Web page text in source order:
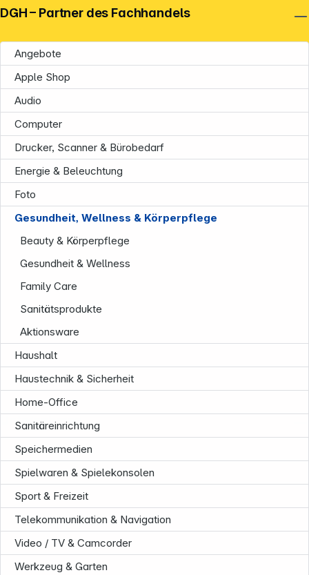
Angebote
Apple Shop
Audio
Computer
Drucker, Scanner & Bürobedarf
Energie & Beleuchtung
Foto
Gesundheit, Wellness & Körperpflege
Beauty & Körperpflege
Gesundheit & Wellness
Family Care
Sanitätsprodukte
Aktionsware
Haushalt
Haustechnik & Sicherheit
Home-Office
Sanitäreinrichtung
Speichermedien
Spielwaren & Spielekonsolen
Sport & Freizeit
Telekommunikation & Navigation
Video / TV & Camcorder
Werkzeug & Garten
DGH – Partner des Fachhandels
Unternehmen